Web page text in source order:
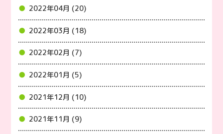
2022年04月 (20)
2022年03月 (18)
2022年02月 (7)
2022年01月 (5)
2021年12月 (10)
2021年11月 (9)